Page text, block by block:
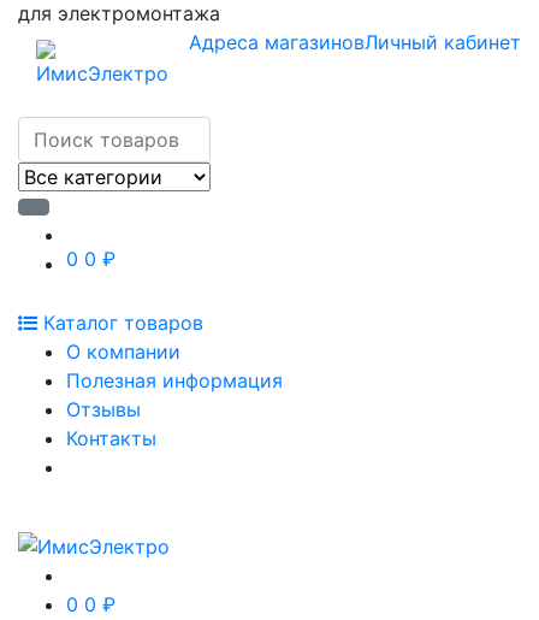
для электромонтажа
Адреса магазиновЛичный кабинет
0 0 ₽
Каталог товаров
О компании
Полезная информация
Отзывы
Контакты
0 0 ₽